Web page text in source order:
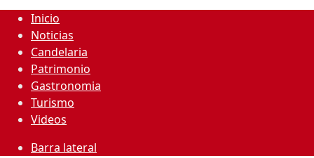
Inicio
Noticias
Candelaria
Patrimonio
Gastronomia
Turismo
Videos
Barra lateral